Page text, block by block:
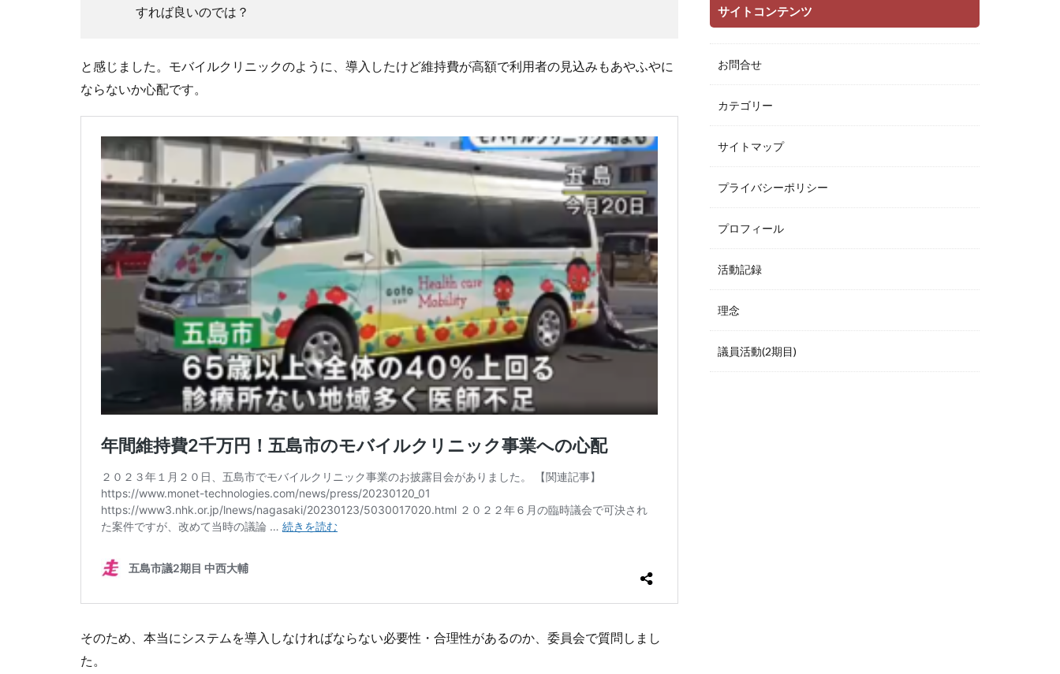
すれば良いのでは？
と感じました。モバイルクリニックのように、導入したけど維持費が高額で利用者の見込みもあやふやに
ならないか心配です。
そのため、本当にシステムを導入しなければならない必要性・合理性があるのか、委員会で質問しまし
た。
サイトコンテンツ
お問合せ
カテゴリー
サイトマップ
プライバシーポリシー
プロフィール
活動記録
理念
議員活動(2期目)